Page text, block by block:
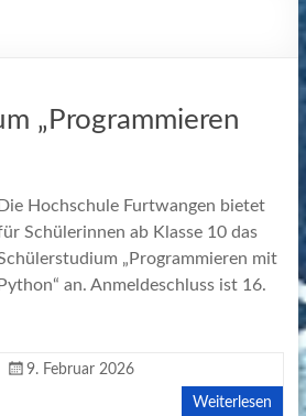
„Programmieren
Die Hochschule Furtwangen bietet
Schülerinnen ab Klasse 10 das
„Programmieren mit
Python“ an. Anmeldeschluss ist 16.
9. Februar 2026
Weiterlesen